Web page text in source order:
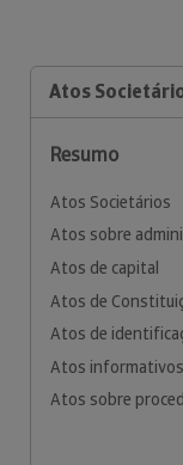
Atos
Resumo
Atos Societários
Atos sobre
Atos de capital
Atos de
Atos de
Atos informativos
Atos sobre